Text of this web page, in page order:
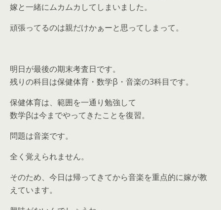
嫁と一緒にムカムカしてしまいました。
頑張ってるのは親だけかぁーと思ってしまって。
明日が最後の期末考査日です。
残りの科目は保健体育・数学β・音楽の3科目です。
保健体育は、範囲を一通り勉強して
数学βは今までやってきたことを復習。
問題は音楽です。
全く覚えられません。
そのため、今日は帰ってきてから音楽を重点的に嫁が教
えています。